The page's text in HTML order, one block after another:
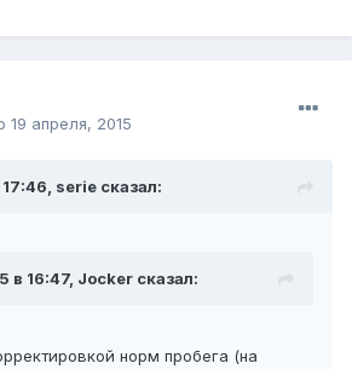
19 апреля, 2015
serie сказал:
в 16:47, Jocker сказал:
норм пробега (на